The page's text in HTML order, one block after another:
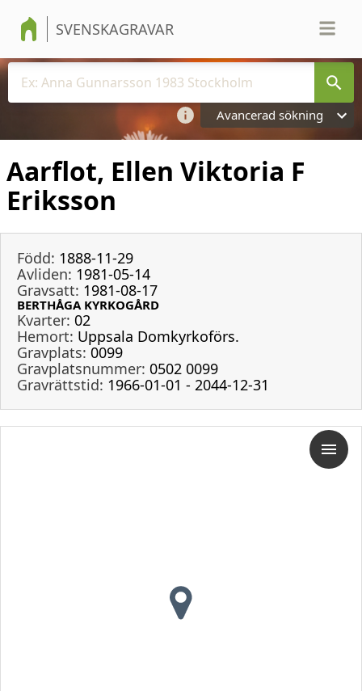
SVENSKAGRAVAR
Avancerad sökning
Aarflot, Ellen Viktoria F
Eriksson
Född: 1888-11-29
Avliden: 1981-05-14
Gravsatt: 1981-08-17
BERTHÅGA KYRKOGÅRD
Kvarter: 02
Hemort: Uppsala Domkyrkoförs.
Gravplats: 0099
Gravplatsnummer: 0502 0099
Gravrättstid: 1966-01-01 - 2044-12-31